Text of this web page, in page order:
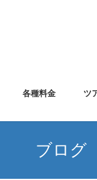
各種料金 ツ
ブログ